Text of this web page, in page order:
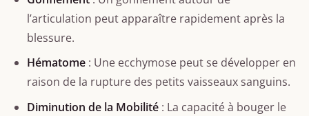
l’articulation peut apparaître rapidement après la
blessure.
Hématome : Une ecchymose peut se développer en
raison de la rupture des petits vaisseaux sanguins.
Diminution de la Mobilité : La capacité à bouger le